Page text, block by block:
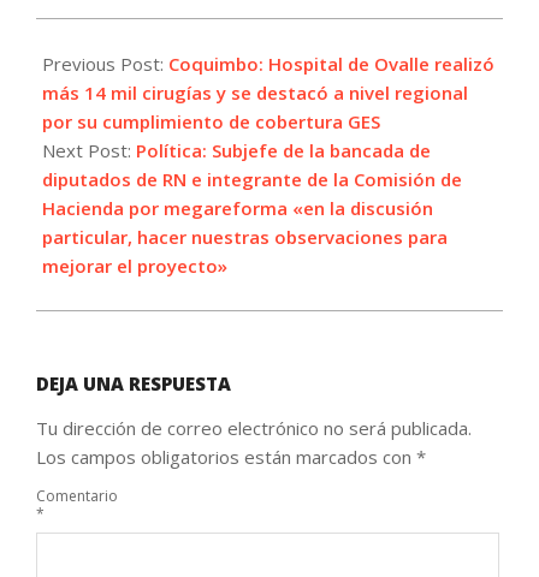
05-
13
Previous Post: Coquimbo: Hospital de Ovalle realizó
más 14 mil cirugías y se destacó a nivel regional
por su cumplimiento de cobertura GES
Next Post: Política: Subjefe de la bancada de
diputados de RN e integrante de la Comisión de
Hacienda por megareforma «en la discusión
particular, hacer nuestras observaciones para
mejorar el proyecto»
DEJA UNA RESPUESTA
Tu dirección de correo electrónico no será publicada.
Los campos obligatorios están marcados con *
Comentario
*